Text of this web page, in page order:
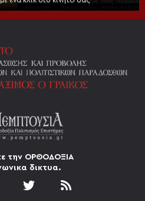
την ΟΡΘΟΔΟΞΙΑ
δικτυα.